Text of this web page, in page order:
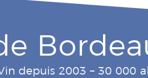
depuis 2003 – 30 000